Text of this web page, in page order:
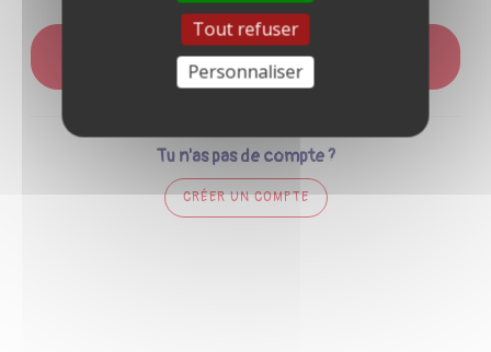
CONNEXION
Tu n'as pas de compte ?
CRÉER UN COMPTE
Tout refuser
Personnaliser